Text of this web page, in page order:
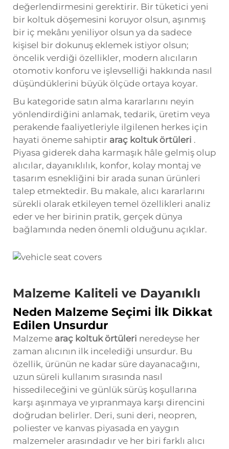
değerlendirmesini gerektirir. Bir tüketici yeni
bir koltuk döşemesini koruyor olsun, aşınmış
bir iç mekânı yeniliyor olsun ya da sadece
kişisel bir dokunuş eklemek istiyor olsun;
öncelik verdiği özellikler, modern alıcıların
otomotiv konforu ve işlevselliği hakkında nasıl
düşündüklerini büyük ölçüde ortaya koyar.
Bu kategoride satın alma kararlarını neyin
yönlendirdiğini anlamak, tedarik, üretim veya
perakende faaliyetleriyle ilgilenen herkes için
hayati öneme sahiptir araç koltuk örtüleri .
Piyasa giderek daha karmaşık hâle gelmiş olup
alıcılar, dayanıklılık, konfor, kolay montaj ve
tasarım esnekliğini bir arada sunan ürünleri
talep etmektedir. Bu makale, alıcı kararlarını
sürekli olarak etkileyen temel özellikleri analiz
eder ve her birinin pratik, gerçek dünya
bağlamında neden önemli olduğunu açıklar.
Malzeme Kaliteli ve Dayanıklı
Neden Malzeme Seçimi İlk Dikkat
Edilen Unsurdur
Malzeme araç koltuk örtüleri neredeyse her
zaman alıcının ilk incelediği unsurdur. Bu
özellik, ürünün ne kadar süre dayanacağını,
uzun süreli kullanım sırasında nasıl
hissedileceğini ve günlük sürüş koşullarına
karşı aşınmaya ve yıpranmaya karşı direncini
doğrudan belirler. Deri, suni deri, neopren,
poliester ve kanvas piyasada en yaygın
malzemeler arasındadır ve her biri farklı alıcı